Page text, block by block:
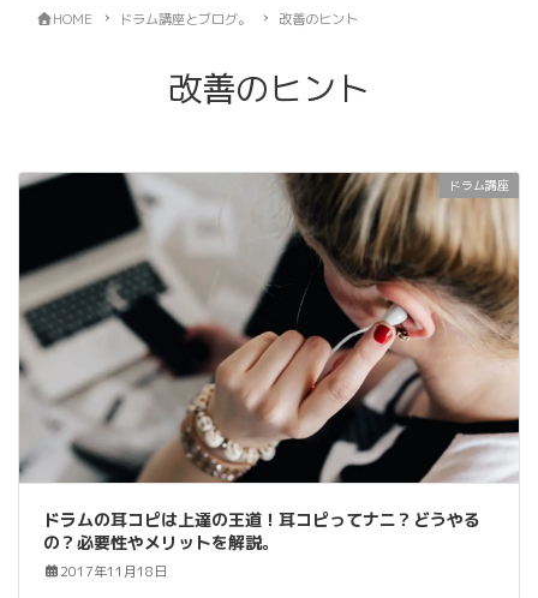
HOME ドラム講座とブログ。 改善のヒント
改善のヒント
ドラム講座
ドラムの耳コピは上達の王道！耳コピってナニ？どうやる
の？必要性やメリットを解説。
2017年11月18日